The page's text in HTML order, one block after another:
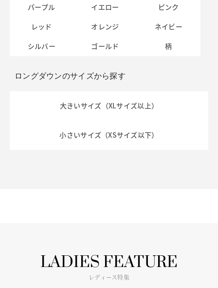
パープル
イエロー
ピンク
レッド
オレンジ
ネイビー
シルバー
ゴールド 柄
ロングダウンのサイズから探す
大きいサイズ（XLサイズ以上）
小さいサイズ（XSサイズ以下）
LADIES FEATURE
レディース特集